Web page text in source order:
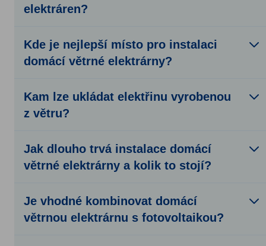
elektráren?
Kde je nejlepší místo pro instalaci
domácí větrné elektrárny?
Kam lze ukládat elektřinu vyrobenou
z větru?
Jak dlouho trvá instalace domácí
větrné elektrárny a kolik to stojí?
Je vhodné kombinovat domácí
větrnou elektrárnu s fotovoltaikou?